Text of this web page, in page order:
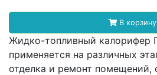
В корзину
Жидко-топливный калорифер
применяется на различных
отделка и ремонт помещений,